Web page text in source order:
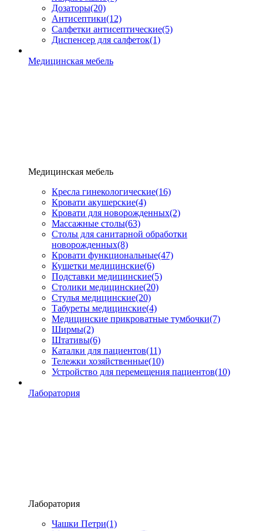
Дозаторы(20)
Антисептики(12)
Салфетки антисептические(5)
Диспенсер для салфеток(1)
Медицинская мебель
Медицинская мебель
Кресла гинекологические(16)
Кровати акушерские(4)
Кровати для новорожденных(2)
Массажные столы(63)
Столы для санитарной обработки
новорожденных(8)
Кровати функциональные(47)
Кушетки медицинские(6)
Подставки медицинские(5)
Столики медицинские(20)
Стулья медицинские(20)
Табуреты медицинские(4)
Медицинские прикроватные тумбочки(7)
Ширмы(2)
Штативы(6)
Каталки для пациентов(11)
Тележки хозяйственные(10)
Устройство для перемещения пациентов(10)
Лаборатория
Лаборатория
Чашки Петри(1)